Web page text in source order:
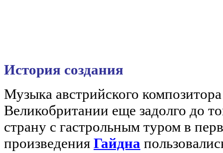
История создания
Музыка австрийского
Великобритании еще задолго до
страну с гастрольным туром в
произведения Гайдна